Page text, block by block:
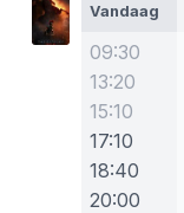
Vandaag
09:30
13:20
15:10
17:10
18:40
20:00